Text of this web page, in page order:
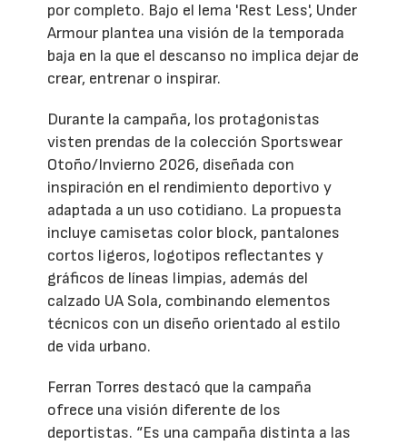
por completo. Bajo el lema 'Rest Less', Under
Armour plantea una visión de la temporada
baja en la que el descanso no implica dejar de
crear, entrenar o inspirar.
Durante la campaña, los protagonistas
visten prendas de la colección Sportswear
Otoño/Invierno 2026, diseñada con
inspiración en el rendimiento deportivo y
adaptada a un uso cotidiano. La propuesta
incluye camisetas color block, pantalones
cortos ligeros, logotipos reflectantes y
gráficos de líneas limpias, además del
calzado UA Sola, combinando elementos
técnicos con un diseño orientado al estilo
de vida urbano.
Ferran Torres destacó que la campaña
ofrece una visión diferente de los
deportistas. “Es una campaña distinta a las